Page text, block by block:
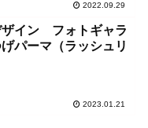
2022.09.29
ザイン フォトギャラ
パーマ（ラッシュリ
2023.01.21